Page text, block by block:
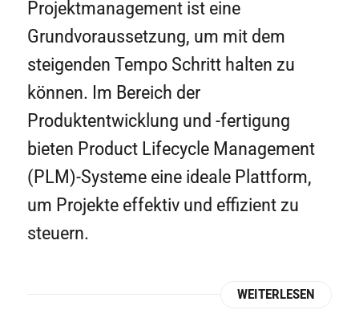
Projektmanagement ist eine
Grundvoraussetzung, um mit dem
steigenden Tempo Schritt halten zu
können. Im Bereich der
Produktentwicklung und -fertigung
bieten Product Lifecycle Management
(PLM)-Systeme eine ideale Plattform,
um Projekte effektiv und effizient zu
steuern.
WEITERLESEN